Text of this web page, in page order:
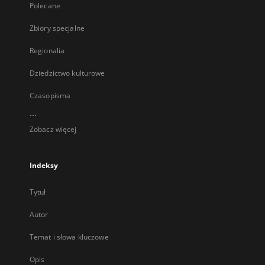
Polecane
Zbiory specjalne
Regionalia
Dziedzictwo kulturowe
Czasopisma
...
Zobacz więcej
Indeksy
Tytuł
Autor
Temat i słowa kluczowe
Opis